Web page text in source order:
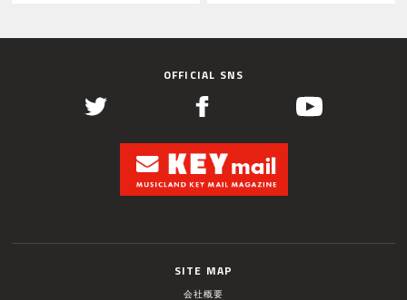
OFFICIAL SNS
SITE MAP
会社概要